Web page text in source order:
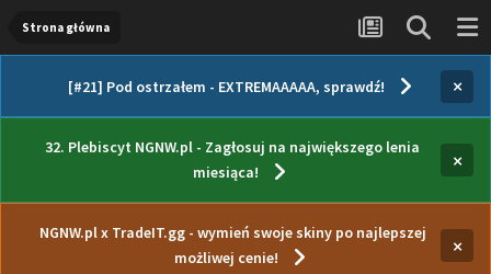
Strona główna
[#21] Pod ostrzałem - EXTREMAAAAA, sprawdź! ×
32. Plebiscyt NGNW.pl - Zagłosuj na największego lenia
miesiąca!
×
NGNW.pl x TradeIT.gg - wymień swoje skiny po najlepszej
możliwej cenie!
×